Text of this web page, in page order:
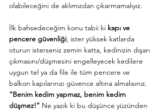
olabileceğini de aklımızdan çıkarmamalıyız.
İlk bahsedeceğim konu tabii ki kapı ve
pencere güvenliği; ister yüksek katlarda
oturun isterseniz zemin katta, kedinizin dışarı
çıkmasını/düşmesini engelleyecek kedilere
uygun tel ya da file ile tüm pencere ve
balkon kapılarınızı güvence altına almalısınız.
“Benim kedim yapmaz, benim kedim
düşmez!” Ne yazık ki bu düşünce yüzünden